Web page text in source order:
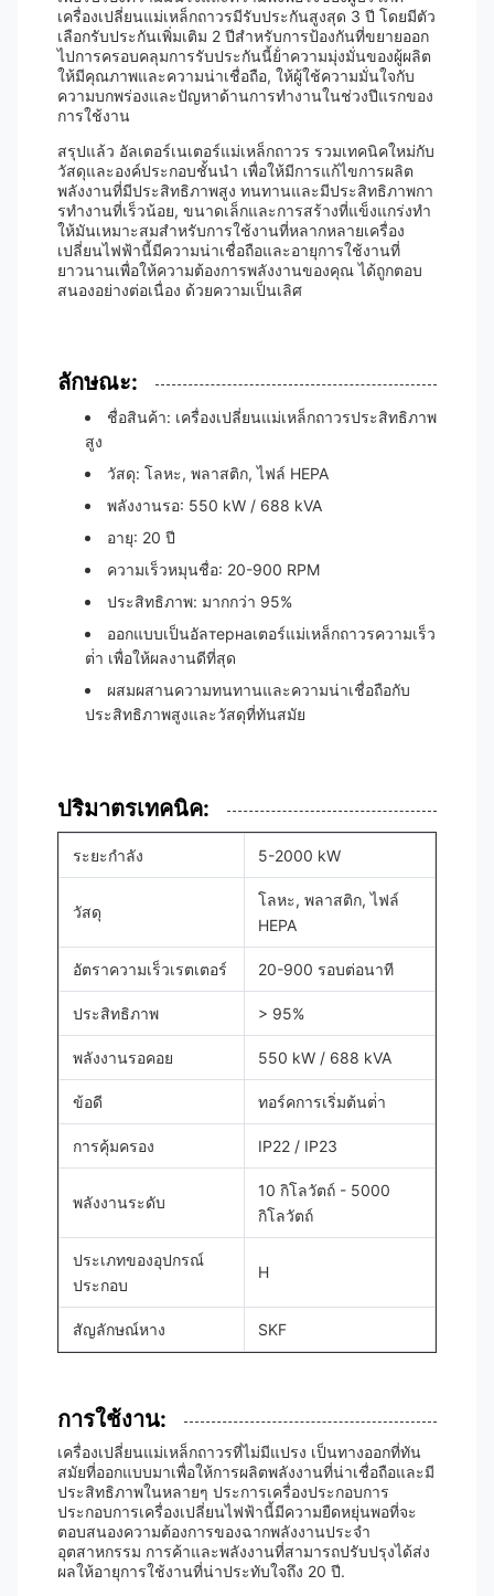
เครื่องเปลี่ยนแม่เหล็กถาวรมีรับประกันสูงสุด 3 ปี โดยมีตัว
เลือกรับประกันเพิ่มเติม 2 ปีสําหรับการป้องกันที่ขยายออก
ไปการครอบคลุมการรับประกันนี้ย้ําความมุ่งมั่นของผู้ผลิต
ให้มีคุณภาพและความน่าเชื่อถือ, ให้ผู้ใช้ความมั่นใจกับ
ความบกพร่องและปัญหาด้านการทํางานในช่วงปีแรกของ
การใช้งาน
สรุปแล้ว อัลเตอร์เนเตอร์แม่เหล็กถาวร รวมเทคนิคใหม่กับ
วัสดุและองค์ประกอบชั้นนํา เพื่อให้มีการแก้ไขการผลิต
พลังงานที่มีประสิทธิภาพสูง ทนทานและมีประสิทธิภาพกา
รทํางานที่เร็วน้อย, ขนาดเล็กและการสร้างที่แข็งแกร่งทํา
ให้มันเหมาะสมสําหรับการใช้งานที่หลากหลายเครื่อง
เปลี่ยนไฟฟ้านี้มีความน่าเชื่อถือและอายุการใช้งานที่
ยาวนานเพื่อให้ความต้องการพลังงานของคุณ ได้ถูกตอบ
สนองอย่างต่อเนื่อง ด้วยความเป็นเลิศ
ลักษณะ:
ชื่อสินค้า: เครื่องเปลี่ยนแม่เหล็กถาวรประสิทธิภาพ
สูง
วัสดุ: โลหะ, พลาสติก, ไฟล์ HEPA
พลังงานรอ: 550 kW / 688 kVA
อายุ: 20 ปี
ความเร็วหมุนชื่อ: 20-900 RPM
ประสิทธิภาพ: มากกว่า 95%
ออกแบบเป็นอัลтернаเตอร์แม่เหล็กถาวรความเร็ว
ต่ํา เพื่อให้ผลงานดีที่สุด
ผสมผสานความทนทานและความน่าเชื่อถือกับ
ประสิทธิภาพสูงและวัสดุที่ทันสมัย
ปริมาตรเทคนิค:
ระยะกําลัง 5-2000 kW
วัสดุ
โลหะ, พลาสติก, ไฟล์
HEPA
อัตราความเร็วเรตเตอร์ 20-900 รอบต่อนาที
ประสิทธิภาพ > 95%
พลังงานรอคอย 550 kW / 688 kVA
ข้อดี ทอร์คการเริ่มต้นต่ํา
การคุ้มครอง IP22 / IP23
พลังงานระดับ
10 กิโลวัตถ์ - 5000
กิโลวัตถ์
ประเภทของอุปกรณ์
ประกอบ
H
สัญลักษณ์หาง SKF
การใช้งาน:
เครื่องเปลี่ยนแม่เหล็กถาวรที่ไม่มีแปรง เป็นทางออกที่ทัน
สมัยที่ออกแบบมาเพื่อให้การผลิตพลังงานที่น่าเชื่อถือและมี
ประสิทธิภาพในหลายๆ ประการเครื่องประกอบการ
ประกอบการเครื่องเปลี่ยนไฟฟ้านี้มีความยืดหยุ่นพอที่จะ
ตอบสนองความต้องการของฉากพลังงานประจํา
อุตสาหกรรม การค้าและพลังงานที่สามารถปรับปรุงได้ส่ง
ผลให้อายุการใช้งานที่น่าประทับใจถึง 20 ปี.